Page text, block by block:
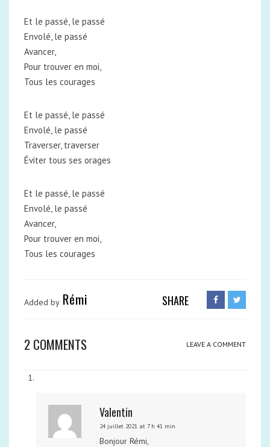
Et le passé, le passé
Envolé, le passé
Avancer,
Pour trouver en moi,
Tous les courages
Et le passé, le passé
Envolé, le passé
Traverser, traverser
Éviter tous ses orages
Et le passé, le passé
Envolé, le passé
Avancer,
Pour trouver en moi,
Tous les courages
Added by Rémi SHARE
2 COMMENTS LEAVE A COMMENT
Valentin
24 juillet 2021 at 7 h 41 min
Bonjour Rémi,